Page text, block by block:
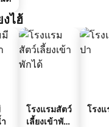
ไฮ้
โรงแรมสัตว์
เลี้ยงเข้าพัก
โรง